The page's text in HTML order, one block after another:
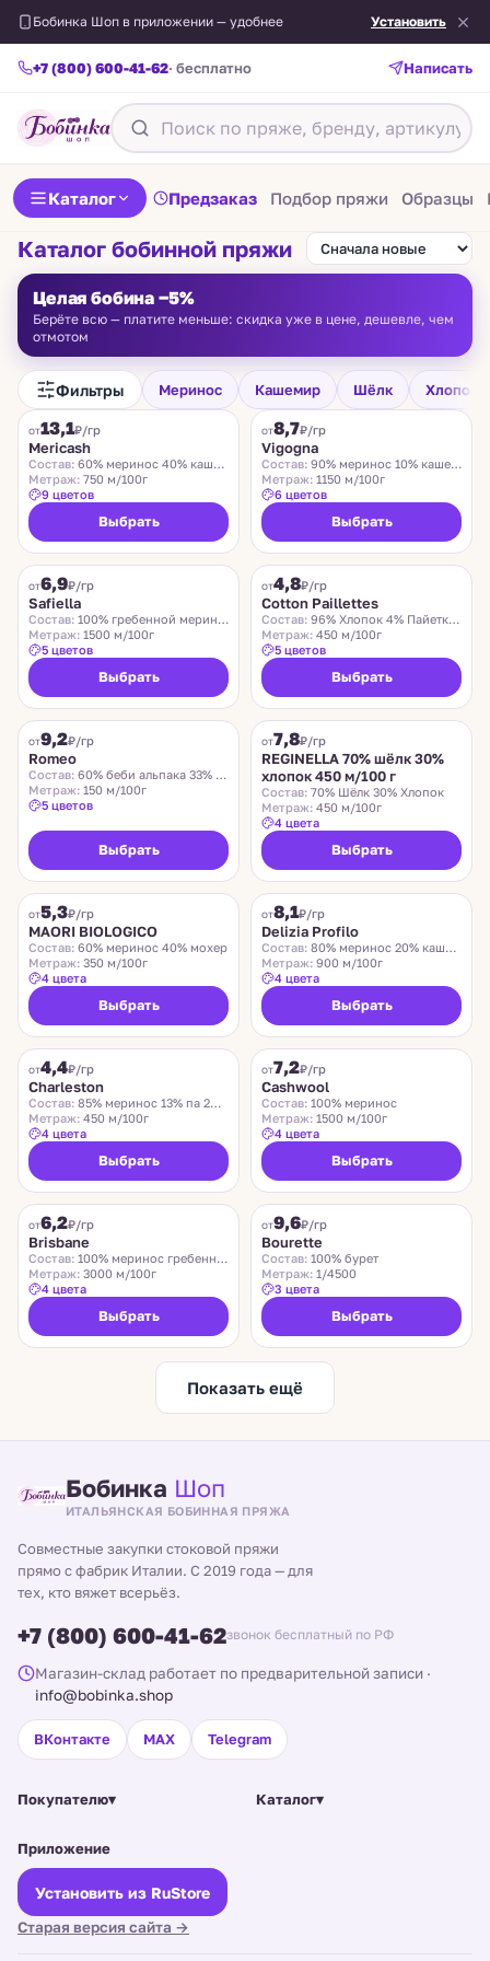
Бобинка Шоп в приложении — удобнее Установить
+7 (800) 600-41-62· бесплатно Написать
Каталог Предзаказ Подбор пряжи Образцы
Каталог бобинной пряжи
Целая бобина −5%
Берёте всю — платите меньше: скидка уже в цене, дешевле, чем
отмотом
Фильтры Меринос Кашемир Шёлк Хлопок
FILAMORE
от13,1₽/гр
Mericash
Состав: 60% меринос 40% кашемир
Метраж: 750 м/100г
9 цветов
Выбрать
VIGOGNA
от8,7₽/гр
Vigogna
Состав: 90% меринос 10% кашемир
Метраж: 1150 м/100г
6 цветов
Выбрать
от6,9₽/гр
Safiella
Состав: 100% гребенной меринос
Метраж: 1500 м/100г
5 цветов
Выбрать
от4,8₽/гр
Cotton Paillettes
Состав: 96% Хлопок 4% Пайетки Полиэстер
Метраж: 450 м/100г
5 цветов
Выбрать
от9,2₽/гр
Romeo
Состав: 60% беби альпака 33% меринос 7% нейлон
Метраж: 150 м/100г
5 цветов
Выбрать
от7,8₽/гр
REGINELLA 70% шёлк 30%
хлопок 450 м/100 г
Состав: 70% Шёлк 30% Хлопок
Метраж: 450 м/100г
4 цвета
Выбрать
от5,3₽/гр
MAORI BIOLOGICO
Состав: 60% меринос 40% мохер
Метраж: 350 м/100г
4 цвета
Выбрать
от8,1₽/гр
Delizia Profilo
Состав: 80% меринос 20% кашемир
Метраж: 900 м/100г
4 цвета
Выбрать
от4,4₽/гр
Charleston
Состав: 85% меринос 13% па 2% эластан
Метраж: 450 м/100г
4 цвета
Выбрать
от7,2₽/гр
Cashwool
Состав: 100% меринос
Метраж: 1500 м/100г
4 цвета
Выбрать
от6,2₽/гр
Brisbane
Состав: 100% меринос гребенной
Метраж: 3000 м/100г
4 цвета
Выбрать
Хит
от9,6₽/гр
Bourette
Состав: 100% бурет
Метраж: 1/4500
3 цвета
Выбрать
Показать ещё
Бобинка Шоп
ИТАЛЬЯНСКАЯ БОБИННАЯ ПРЯЖА
Совместные закупки стоковой пряжи
прямо с фабрик Италии. С 2019 года — для
тех, кто вяжет всерьёз.
+7 (800) 600-41-62звонок бесплатный по РФ
Магазин-склад работает по предварительной записи ·
info@bobinka.shop
ВКонтакте MAX Telegram
Покупателю▾ Каталог▾
Приложение
Установить из RuStore
Старая версия сайта →